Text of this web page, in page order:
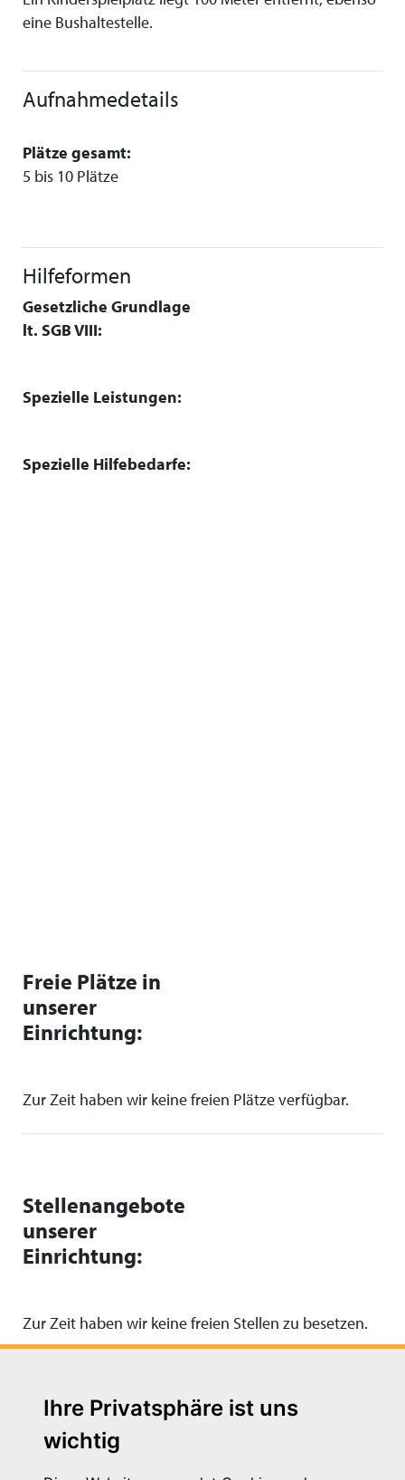
Ihre Privatsphäre ist uns
wichtig
eine Bushaltestelle.
Aufnahmedetails
Plätze gesamt:
5 bis 10 Plätze
Hilfeformen
Gesetzliche Grundlage
lt. SGB VIII:
Spezielle Leistungen:
Spezielle Hilfebedarfe:
Freie Plätze in
unserer
Einrichtung:
Zur Zeit haben wir keine freien Plätze verfügbar.
Stellenangebote
unserer
Einrichtung:
Zur Zeit haben wir keine freien Stellen zu besetzen.